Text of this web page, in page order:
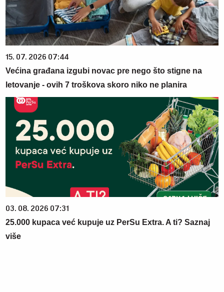
15. 07. 2026 07:44
Većina građana izgubi novac pre nego što stigne na
letovanje - ovih 7 troškova skoro niko ne planira
03. 08. 2026 07:31
25.000 kupaca već kupuje uz PerSu Extra. A ti? Saznaj
više